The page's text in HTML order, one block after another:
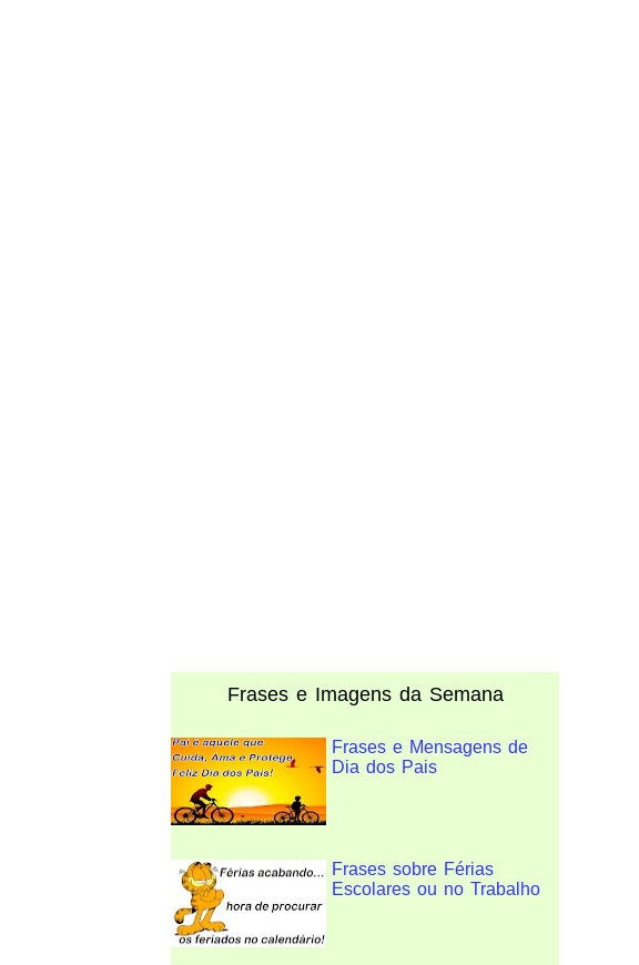
Frases e Imagens da Semana
Frases e Mensagens de
Dia dos Pais
Frases sobre Férias
Escolares ou no Trabalho